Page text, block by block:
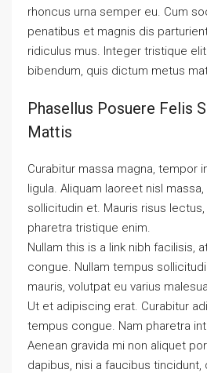
rhoncus urna semper eu. Cum
penatibus et magnis dis
ridiculus mus. Integer tristique
bibendum, quis dictum metus
Phasellus Posuere Felis
Mattis
Curabitur massa magna, tempor
ligula. Aliquam laoreet nisl
sollicitudin et. Mauris risus
pharetra tristique enim.
Nullam this is a link nibh facilisis,
congue. Nullam tempus
mauris, volutpat eu varius
Ut et adipiscing erat. Curabitur
tempus congue. Nam pharetra
Aenean gravida mi non aliquet
dapibus, nisi a faucibus tincidunt,